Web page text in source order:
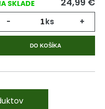
SKLADE
- ks +
DO KOŠÍKA